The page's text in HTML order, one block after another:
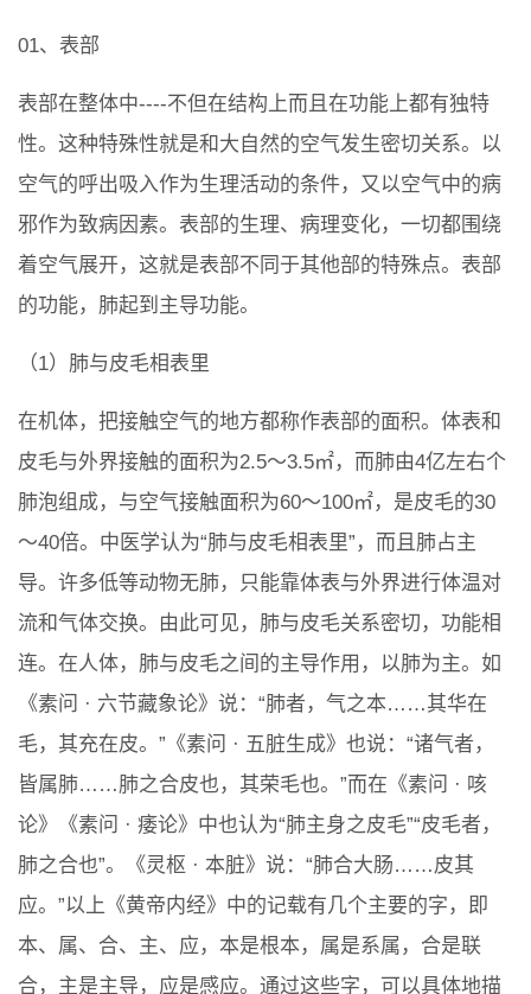
01、表部
表部在整体中----不但在结构上而且在功能上都有独特
性。这种特殊性就是和大自然的空气发生密切关系。以
空气的呼出吸入作为生理活动的条件，又以空气中的病
邪作为致病因素。表部的生理、病理变化，一切都围绕
着空气展开，这就是表部不同于其他部的特殊点。表部
的功能，肺起到主导功能。
（1）肺与皮毛相表里
在机体，把接触空气的地方都称作表部的面积。体表和
皮毛与外界接触的面积为2.5～3.5㎡，而肺由4亿左右个
肺泡组成，与空气接触面积为60～100㎡，是皮毛的30
～40倍。中医学认为“肺与皮毛相表里”，而且肺占主
导。许多低等动物无肺，只能靠体表与外界进行体温对
流和气体交换。由此可见，肺与皮毛关系密切，功能相
连。在人体，肺与皮毛之间的主导作用，以肺为主。如
《素问 · 六节藏象论》说：“肺者，气之本……其华在
毛，其充在皮。”《素问 · 五脏生成》也说：“诸气者，
皆属肺……肺之合皮也，其荣毛也。”而在《素问 · 咳
论》《素问 · 痿论》中也认为“肺主身之皮毛”“皮毛者，
肺之合也”。《灵枢 · 本脏》说：“肺合大肠……皮其
应。”以上《黄帝内经》中的记载有几个主要的字，即
本、属、合、主、应，本是根本，属是系属，合是联
合，主是主导，应是感应。通过这些字，可以具体地描